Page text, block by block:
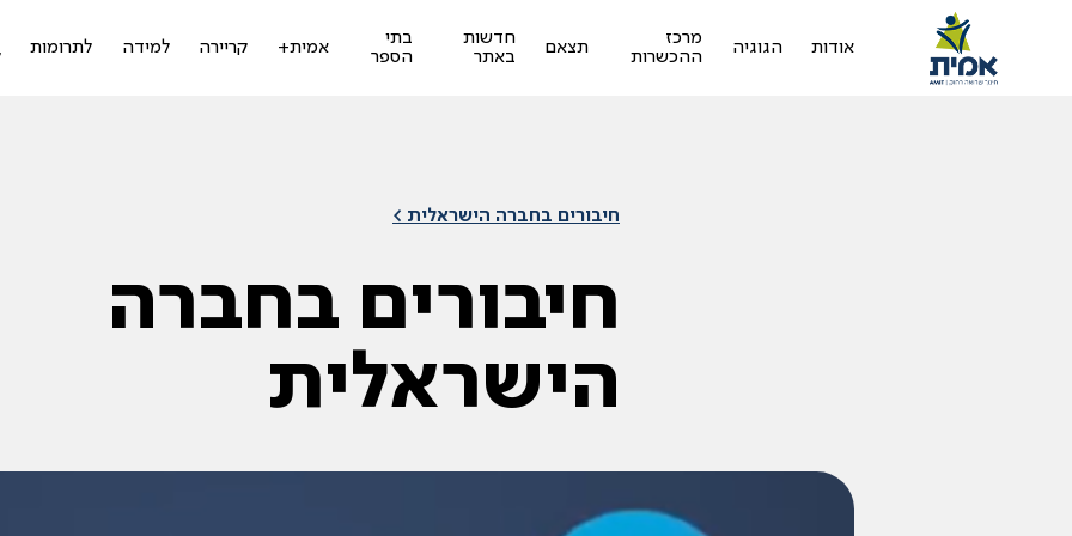
אודות הגוגיה
מרכז
ההכשרות
תצאם
חדשות
באתר
בתי
הספר
אמית+ קריירה למידה לתרומות
חיבורים בחברה הישראלית >
חיבורים בחברה
הישראלית